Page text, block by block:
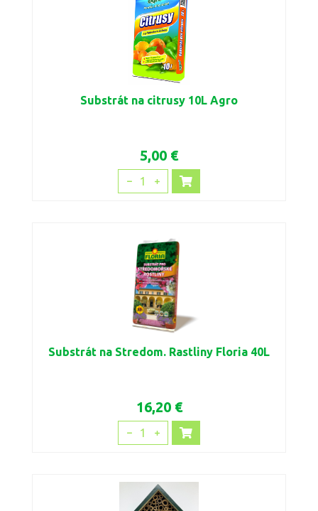
Substrát na citrusy 10L Agro
5,00 €
1
Substrát na Stredom. Rastliny Floria 40L
16,20 €
1